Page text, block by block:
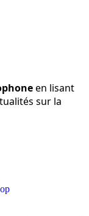
en lisant
sur la